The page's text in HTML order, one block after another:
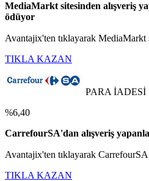
MediaMarkt sitesinden alışveriş
ödüyor
Avantajix'ten tıklayarak MediaMarkt
TIKLA KAZAN
PARA İADESİ
%6,40
CarrefourSA'dan alışveriş
Avantajix'ten tıklayarak
TIKLA KAZAN